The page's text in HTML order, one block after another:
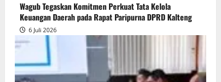
Wagub Tegaskan Komitmen Perkuat Tata Kelola
Keuangan Daerah pada Rapat Paripurna DPRD Kalteng
6 Juli 2026